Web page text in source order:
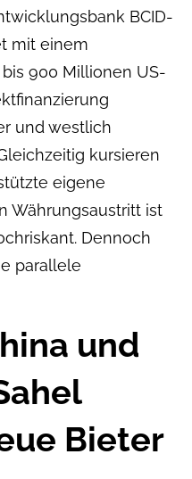
BCID-
mit einem
900 Millionen US-
und westlich
kursieren
eigene
Währungsaustritt ist
Dennoch
parallele
und
Bieter